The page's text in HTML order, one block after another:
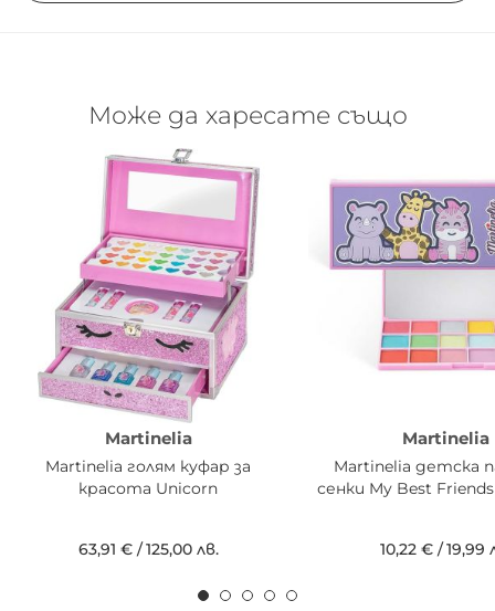
Може да харесате също
Martinelia
Martinelia голям куфар за
красота Unicorn
63,91 €/125,00 лв.
Martinelia
Martinelia детска
сенки My Best
10,22 €/19,99